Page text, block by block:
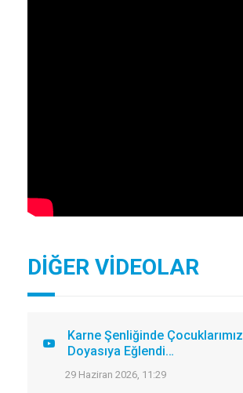
DİĞER VİDEOLAR
Karne Şenliğinde Çocuklarımız
Doyasıya Eğlendi…
29 Haziran 2026, 11:29